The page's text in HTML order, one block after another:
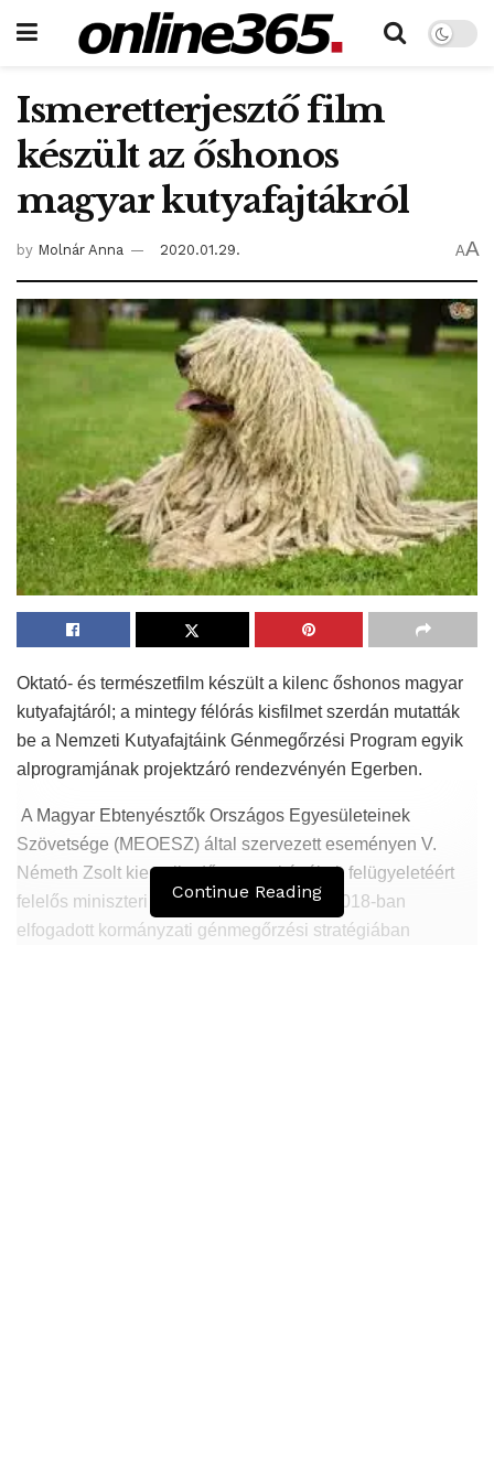
Ismeretterjesztő film
készült az őshonos
magyar kutyafajtákról
by Molnár Anna 2020.01.29. AA
Oktató- és természetfilm készült a kilenc őshonos magyar
kutyafajtáról; a mintegy félórás kisfilmet szerdán mutatták
be a Nemzeti Kutyafajtáink Génmegőrzési Program egyik
alprogramjának projektzáró rendezvényén Egerben.
A Magyar Ebtenyésztők Országos Egyesületeinek
Szövetsége (MEOESZ) által szervezett eseményen V.
Németh Zsolt kiemelkedő nemzeti értékek felügyeletéért
felelős miniszteri biztos hangsúlyozta: a 2018-ban
elfogadott kormányzati génmegőrzési stratégiában
Continue Reading